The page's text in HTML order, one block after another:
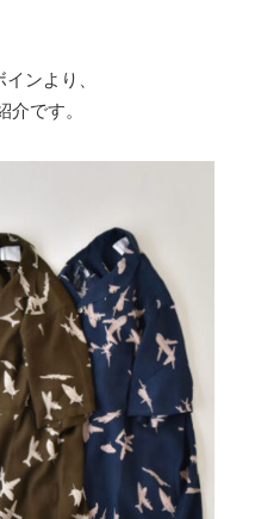
ンより、
です。